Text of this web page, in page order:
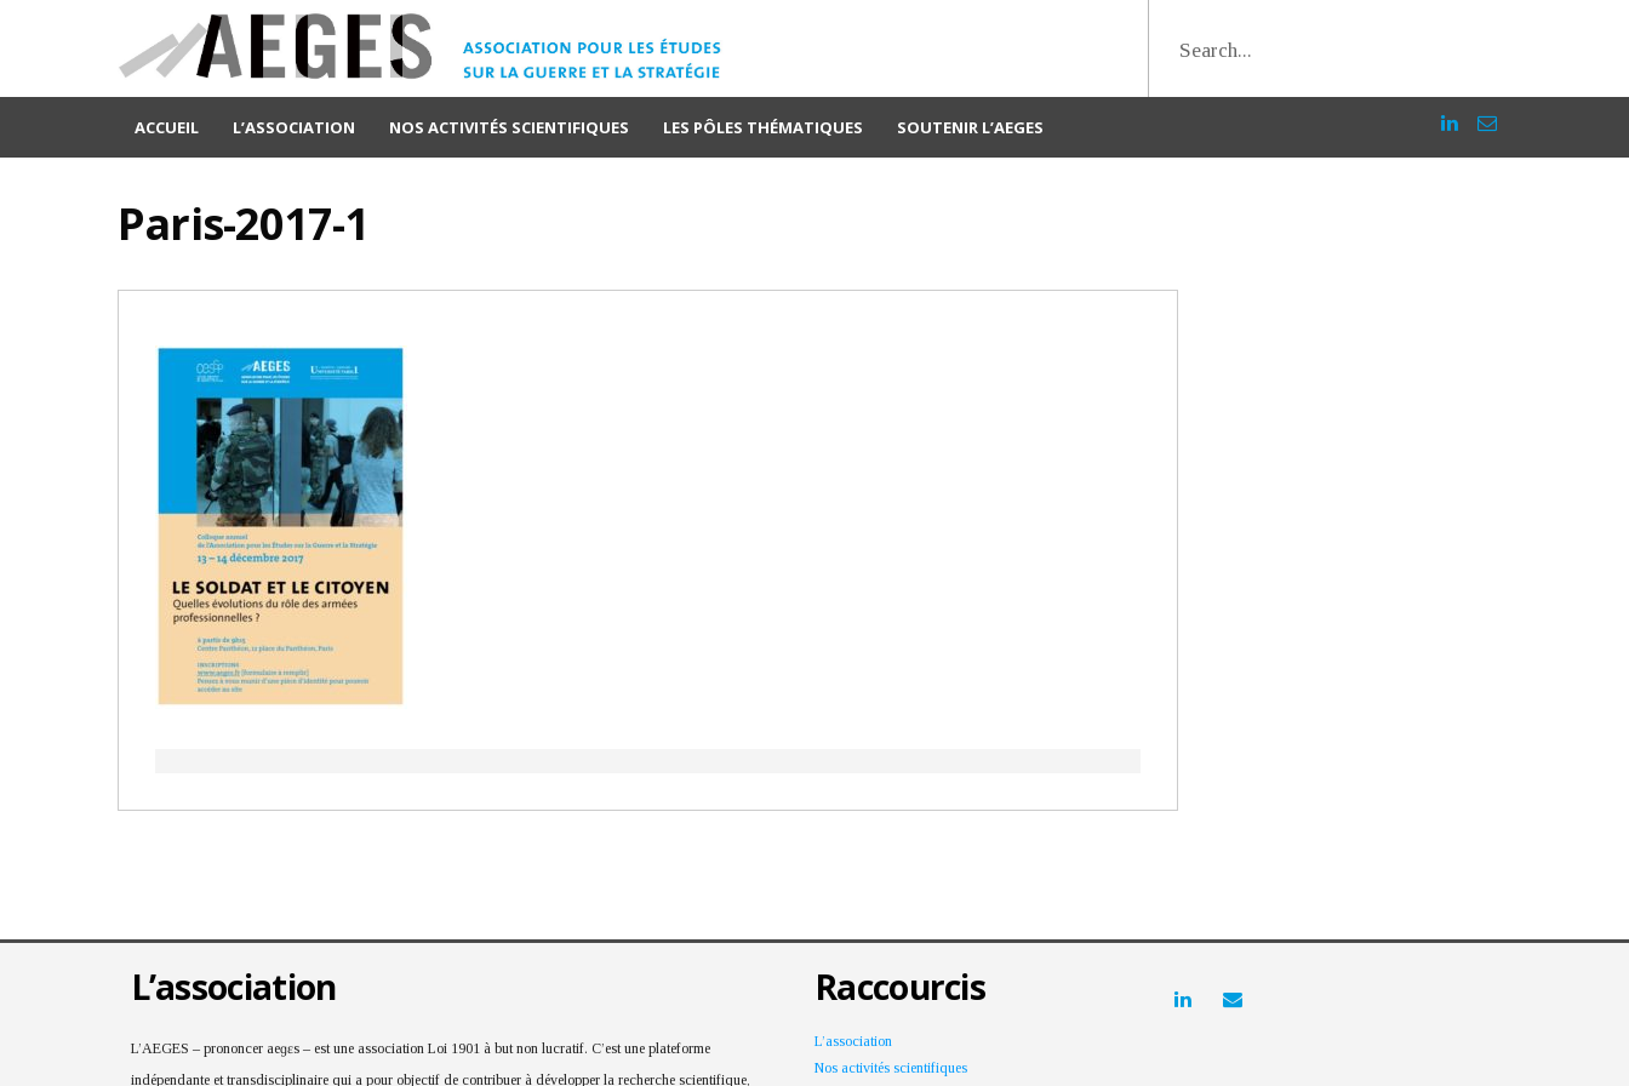
ACCUEIL L’ASSOCIATION NOS ACTIVITÉS SCIENTIFIQUES LES PÔLES THÉMATIQUES SOUTENIR L’AEGES
Paris-2017-1
L’association
L’AEGES – prononcer aeɡɛs – est une association Loi 1901 à but non lucratif. C’est une plateforme
indépendante et transdisciplinaire qui a pour objectif de contribuer à développer la recherche scientifique,
Raccourcis
L’association
Nos activités scientifiques